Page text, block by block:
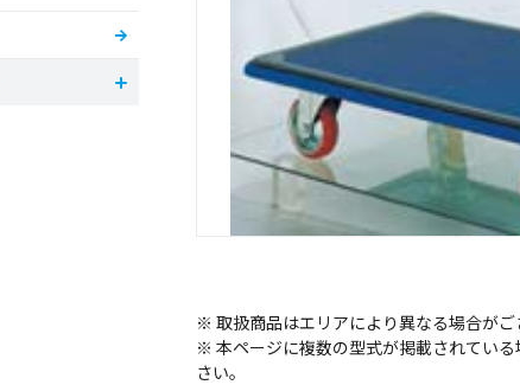
※ 取扱商品はエリアにより異なる場合がご
※ 本ページに複数の型式が掲載されてい
さい。